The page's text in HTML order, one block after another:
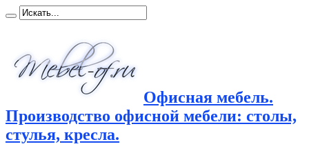
Офисная мебель.
Производство офисной мебели: столы,
стулья, кресла.